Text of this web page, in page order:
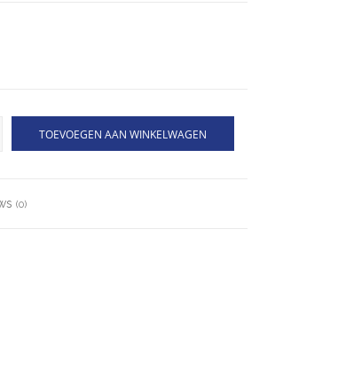
TOEVOEGEN AAN WINKELWAGEN
(0)